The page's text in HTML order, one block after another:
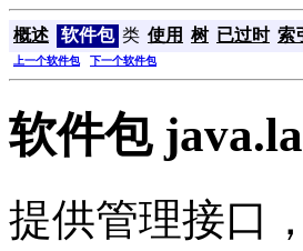
概述 软件包 类 使用 树 已过时 索
上一个软件包 下一个软件包
软件包
提供管理接口